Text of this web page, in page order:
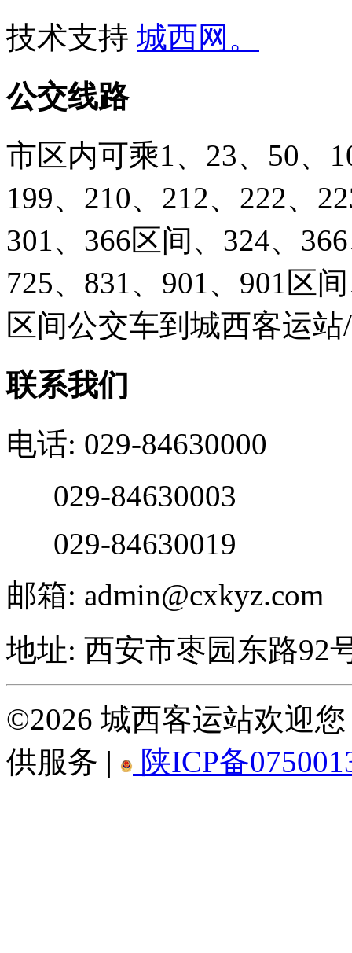
技术支持 城西网。
公交线路
市区内可乘1、23、50、
199、210、212、222、
301、366区间、324、
725、831、901、901区
区间公交车到城西客运
联系我们
电话: 029-84630000
029-84630003
029-84630019
邮箱: admin@cxkyz.com
地址: 西安市枣园东路92
©2026 城西客运站欢迎
供服务 |
陕ICP备